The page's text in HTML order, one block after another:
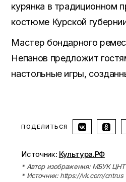
курянка в традиционном
костюме Курской
Мастер бондарного
Непанов предложит
настольные игры,
ПОДЕЛИТЬСЯ
Источник: Культура.РФ
* Автор изображения: МБУК ЦНТ
* Источник: https://vk.com/cntrus